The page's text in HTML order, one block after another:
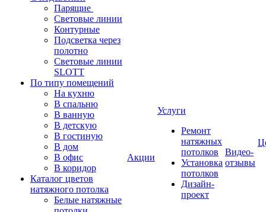
Парящие
Световые линии
Контурные
Подсветка через
полотно
Световые линии
SLOTT
По типу помещений
На кухню
В спальню
В ванную
В детскую
В гостиную
В дом
В офис
В коридор
Каталог цветов
натяжного потолка
Белые натяжные
Акции
Услуги
Ремонт
натяжных
потолков
Установка
потолков
Дизайн-
проект
Видео-
отзывы